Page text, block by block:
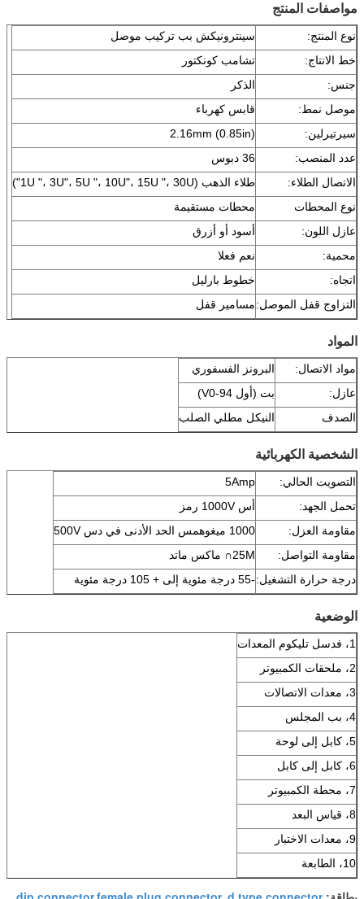
مواصفات المنتج
نوع المنتج:
سينترونيكش بب تركيب موصل
خط الانتاج:
تشامب كونكتور
جنس:
الذكر
موصل نمط:
قابس كهرباء
سيرتيرلين:
2.16mm (0.85in)
عدد المنصب:
36 دبوس
الاتصال الطلاء:
طلاء الذهب (1U "، 3U"، 5U "، 10U"، 15U "، 30U")
نوع المحطات
محطات مستقيمة
عازل اللون:
أسود أو أزرق
محمية:
نعم فعلا
اتجاه:
خطوط بارليل
التزاوج قفل الموصل:مسامير قفل
المواد
مواد الاتصال:
البرونز الفسفوري
عازل:
بت (أول 94-V0)
الصدف
النيكل مطلي الصلب
الشخصية الكهربائية
التصويت الحالي:
5Amp
تحمل الجهد:
أس 1000V رمز
مقاومة العزل:
1000 ميغوهمس الحد الأدنى في دس 500V
مقاومة التواصل:
25M∩ ماكس ماتد
درجة حرارة التشغيل:-55 درجة مئوية إلى + 105 درجة مئوية
الوضعية
1، فدسل تليكوم المعدات
2، ملحقات الكمبيوتر
3، معدات الاتصالات
4، بب المجلس
5، كابل إلى لوحة
6، كابل إلى كابل
7، محطة الكمبيوتر
8، قياس البعد
9، معدات الاختبار
10، الطابعة